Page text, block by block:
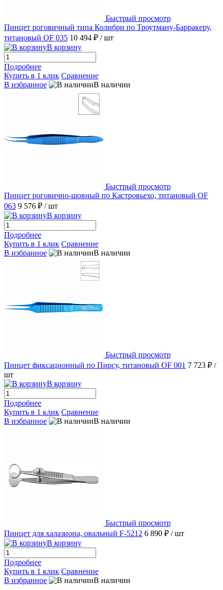
Быстрый просмотр
Пинцет роговичный типа Колибри по Троутману-Барракеру,
титановый OF 035 10 494 ₽ / шт
В корзину
Подробнее
Купить в 1 клик Сравнение
В избранное
В наличии
Быстрый просмотр
Пинцет роговично-шовный по Кастровьехо, титановый OF
063 9 576 ₽ / шт
В корзину
Подробнее
Купить в 1 клик Сравнение
В избранное
В наличии
Быстрый просмотр
Пинцет фиксационный по Пирсу, титановый OF 001 7 723 ₽ /
шт
В корзину
Подробнее
Купить в 1 клик Сравнение
В избранное
В наличии
Быстрый просмотр
Пинцет для халазиона, овальный F-5212 6 890 ₽ / шт
В корзину
Подробнее
Купить в 1 клик Сравнение
В избранное
В наличии